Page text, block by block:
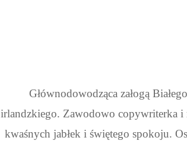
Głównodowodząca załogą
irlandzkiego. Zawodowo copywriterka i
kwaśnych jabłek i świętego spokoju.